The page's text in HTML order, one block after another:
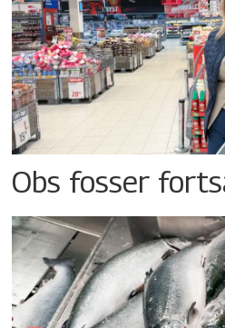
Obs fosser